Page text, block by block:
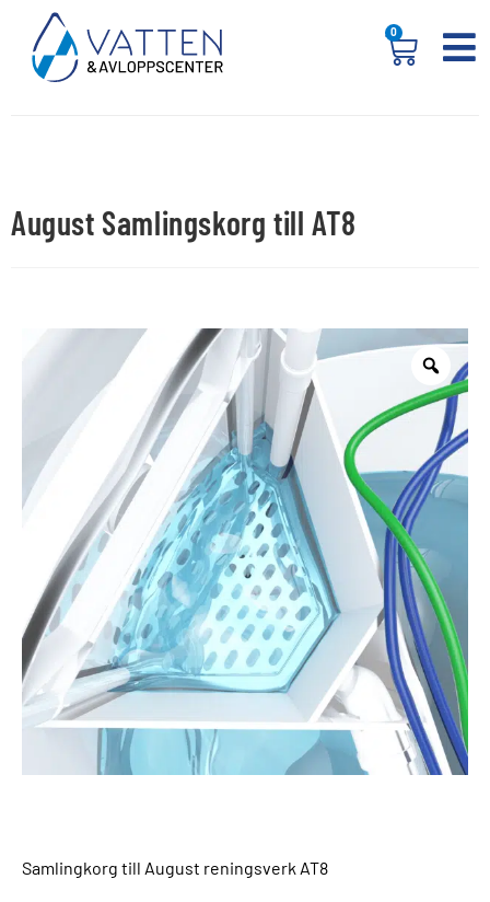
0
August Samlingskorg till AT8
Samlingkorg till August reningsverk AT8